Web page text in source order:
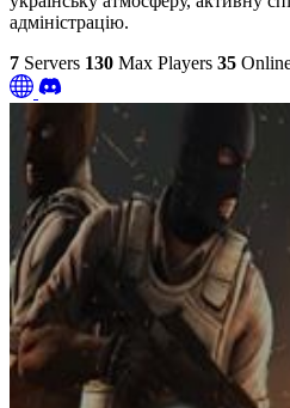
адміністрацію.
7 Servers 130 Max Players 35